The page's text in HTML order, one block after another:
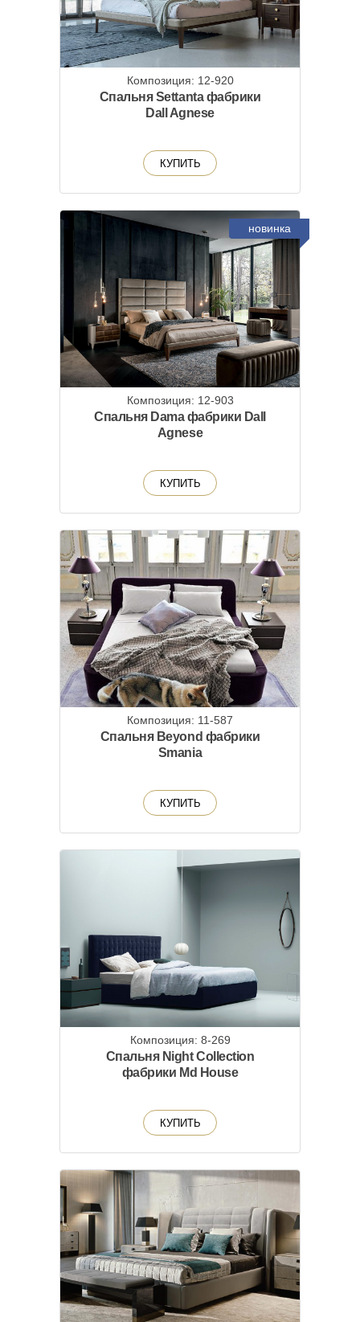
Композиция: 12-920
Спальня Settanta фабрики
Dall Agnese
КУПИТЬ
новинка
Композиция: 12-903
Спальня Dama фабрики Dall
Agnese
КУПИТЬ
Композиция: 11-587
Спальня Beyond фабрики
Smania
КУПИТЬ
Композиция: 8-269
Спальня Night Collection
фабрики Md House
КУПИТЬ